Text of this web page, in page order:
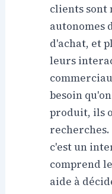
clients sont
autonomes
d'achat, et
leurs
besoin
produit, ils
c'est un
comprend
aide à